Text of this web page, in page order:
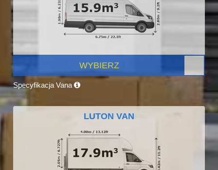
WYBIERZ
Specyfikacja Vana
LUTON VAN